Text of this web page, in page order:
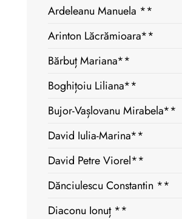
Ardeleanu Manuela **
Arinton Lăcrămioara**
Bărbuț Mariana**
Boghițoiu Liliana**
Bujor-Vașlovanu Mirabela**
David Iulia-Marina**
David Petre Viorel**
Dănciulescu Constantin **
Diaconu Ionuț **